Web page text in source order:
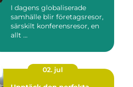
I dagens globaliserade
samhälle blir företagsresor,
särskilt konferensresor, en
allt ...
02. jul